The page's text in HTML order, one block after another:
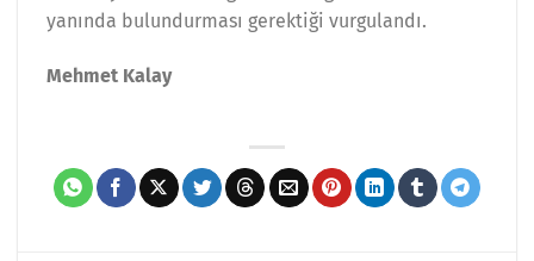
yanında bulundurması gerektiği vurgulandı.
Mehmet Kalay